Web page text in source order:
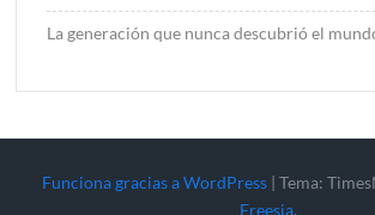
La generación que nunca descubrió el
Funciona gracias a WordPress | Tema:
Freesia.